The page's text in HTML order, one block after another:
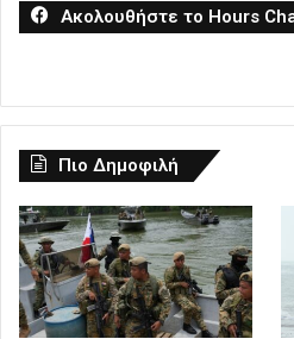
Ακολουθήστε το Hours
Πιο Δημοφιλή